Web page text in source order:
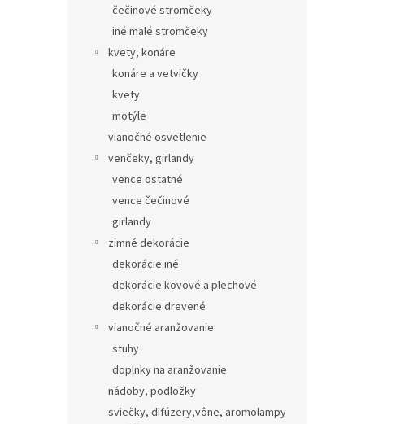
čečinové stromčeky
iné malé stromčeky
kvety, konáre
konáre a vetvičky
kvety
motýle
vianočné osvetlenie
venčeky, girlandy
vence ostatné
vence čečinové
girlandy
zimné dekorácie
dekorácie iné
dekorácie kovové a plechové
dekorácie drevené
vianočné aranžovanie
stuhy
doplnky na aranžovanie
nádoby, podložky
sviečky, difúzery,vône, aromolampy